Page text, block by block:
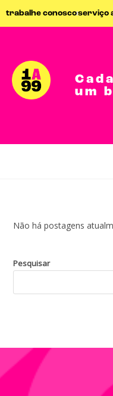
trabalhe conoscoserviço
um
Não há postagens
Pesquisar